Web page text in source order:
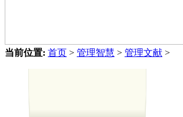
当前位置: 首页 > 管理智慧 > 管理文献 >